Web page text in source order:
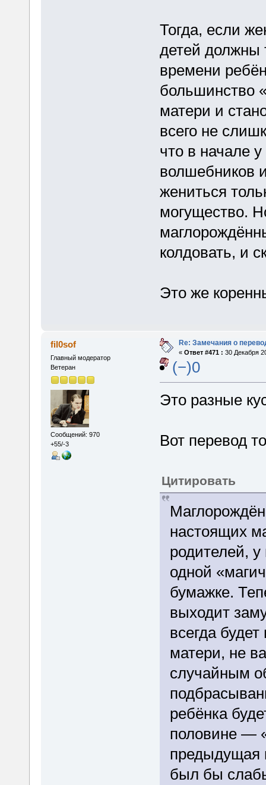
Тогда, если
детей должны
времени
большинство
матери и
всего не
что в начале
волшебников
жениться
могущество.
колдовать, и
Это же
fil0sof
Главный модератор
Ветеран
Сообщений: 970
+55/-3
Re: Замечания о
« Ответ #471 : 30 Декабря
(−)0
Это разные
Вот перевод
Цитировать
настоящих
родителей, у
одной
бумажке.
выходит
всегда
матери, не
случайным
ребёнка
половине —
предыдущая
был бы